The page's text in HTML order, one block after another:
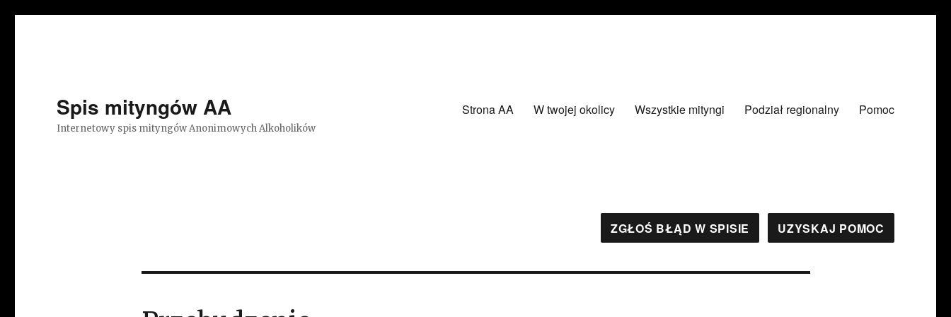
Spis mityngów AA
Internetowy spis mityngów Anonimowych Alkoholików
Strona AA W twojej okolicy Wszystkie mityngi Podział regionalny Pomoc
ZGŁOŚ BŁĄD W SPISIE UZYSKAJ POMOC